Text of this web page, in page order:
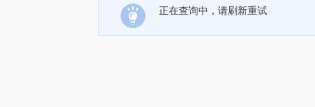
正在查询中，请刷新重试